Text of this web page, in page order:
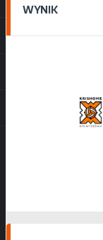
WYNIK